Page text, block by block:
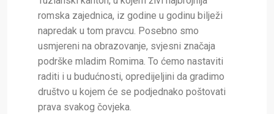
romska zajednica, iz godine u godinu bilježi
napredak u tom pravcu. Posebno smo
usmjereni na obrazovanje, svjesni značaja
podrške mladim Romima. To ćemo nastaviti
raditi i u budućnosti, opredijeljini da gradimo
društvo u kojem će se podjednako poštovati
prava svakog čovjeka.